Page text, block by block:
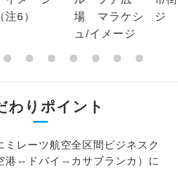
わりポイント
ミレーツ航空全区間ビジネスク
港⇔ドバイ⇔カサブランカ）に
全てのお食事が付いていますので、お食
事の心配はいりません。（機内食を除
だけます。
周りの音を気にせず、ガイドさんの説明
をじっくり聞くことができます。
1名様から出発可能な個人型プランで
す。